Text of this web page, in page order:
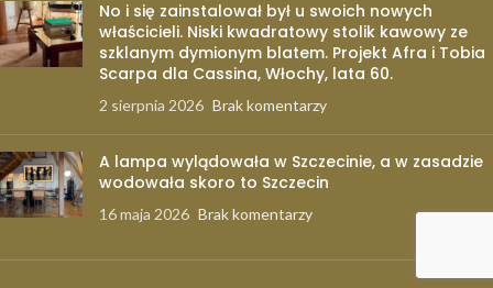
No i się zainstalował był u swoich nowych
właścicieli. Niski kwadratowy stolik kawowy ze
szklanym dymionym blatem. Projekt Afra i Tobia
Scarpa dla Cassina, Włochy, lata 60.
2 sierpnia 2026 Brak komentarzy
A lampa wylądowała w Szczecinie, a w zasadzie
wodowała skoro to Szczecin
16 maja 2026 Brak komentarzy